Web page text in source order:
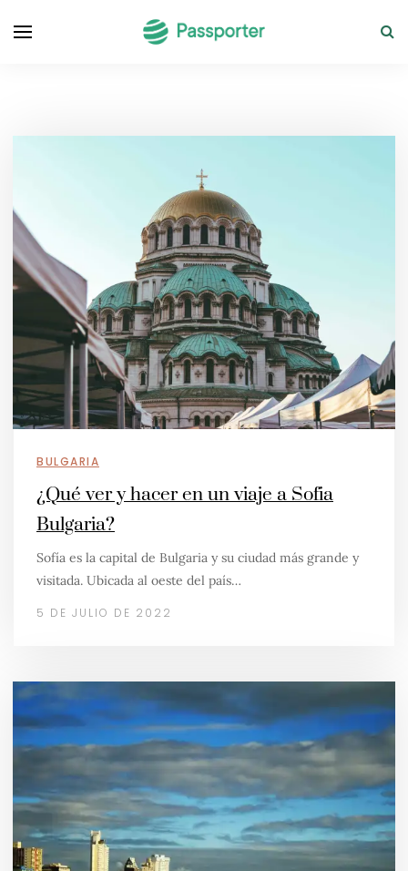
BULGARIA
¿Qué ver y hacer en un viaje a Sofia
Bulgaria?
Sofía es la capital de Bulgaria y su ciudad más grande y
visitada. Ubicada al oeste del país…
5 DE JULIO DE 2022